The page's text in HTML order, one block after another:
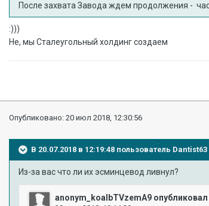
После захвата Завода ждем продолжения -
:)))
Не, мы Сталеугольный холдинг создаем
Опубликовано:20 июл 2018, 12:30:56
В 20.07.2018 в 12:19:48 пользователь Dantist63
Из-за вас что ли их эсминцевод ливнул?